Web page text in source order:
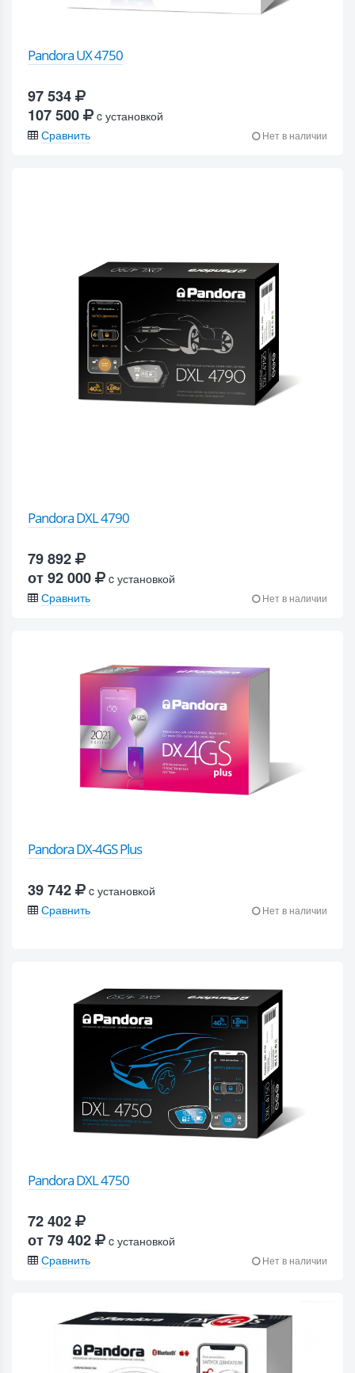
Pandora UX 4750
97 534
107 500
c установкой
Сравнить
Нет в наличии
Pandora DXL 4790
79 892
от 92 000
c установкой
Сравнить
Нет в наличии
Pandora DX-4GS Plus
39 742
c установкой
Сравнить
Нет в наличии
Pandora DXL 4750
72 402
от 79 402
c установкой
Сравнить
Нет в наличии